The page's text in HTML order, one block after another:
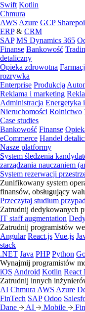
Swift Kotlin
Chmura
AWS Azure GCP
ERP& CRM
SAP MS Dynamics 365
Finanse Bankowość
detaliczny
Opieka zdrowotna
rozrywka
Enterprise Produkcja
Reklama i marketing
Administracja Energetyka
Nieruchomości Rolnictwo
Case studies
Bankowość Finanse
eCommerce Handel
Nasze platformy
System śledzenia
zarządzania nauczaniem
System rezerwacji
Zunifikowany system
finansów, obsługujący
Przeczytaj studium
Zatrudnij dedykowanych
IT staff augmentation
Zatrudnij programistów
Angular React.js Vue.js
stack
.NET Java PHP Python
Wynajmij programistów
iOS Android Kotlin React
Zatrudnij innych
AI Chmura AWS Azure
FinTech SAP Odoo
Dane
AI Mobile